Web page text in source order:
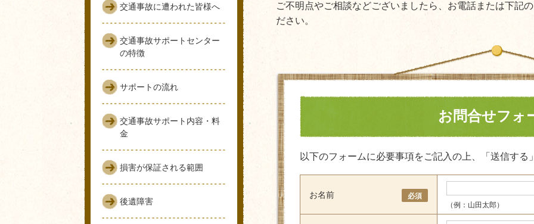
ご不明点やご相談などございましたら、お電話または下記
ださい。
お問合せフォ
以下のフォームに必要事項をご記入の上、「送信す
お名前
必須
（例：山田太郎）
交通事故に遭われた皆様へ
交通事故サポートセンター
の特徴
サポートの流れ
交通事故サポート内容・料
金
損害が保証される範囲
後遺障害